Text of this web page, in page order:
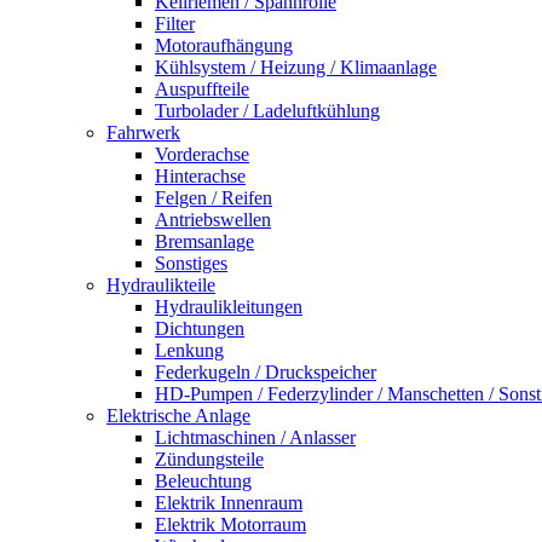
Filter
Motoraufhängung
Kühlsystem / Heizung / Klimaanlage
Auspuffteile
Turbolader / Ladeluftkühlung
Fahrwerk
Vorderachse
Hinterachse
Felgen / Reifen
Antriebswellen
Bremsanlage
Sonstiges
Hydraulikteile
Hydraulikleitungen
Dichtungen
Lenkung
Federkugeln / Druckspeicher
HD-Pumpen / Federzylinder / Manschetten /
Elektrische Anlage
Lichtmaschinen / Anlasser
Zündungsteile
Beleuchtung
Elektrik Innenraum
Elektrik Motorraum